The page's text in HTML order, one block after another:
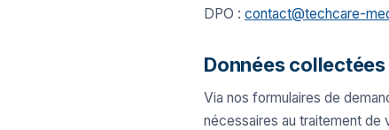
DPO : contact@techcare-
Données collectées
Via nos formulaires de
nécessaires au traitement de